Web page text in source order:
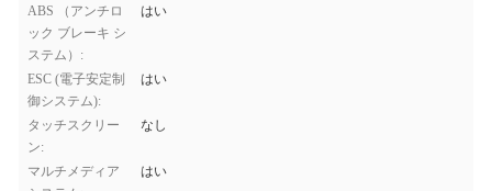
ABS （アンチロ
ック ブレーキ シ
ステム）:
はい
ESC (電子安定制
御システム):
はい
タッチスクリー
ン:
なし
マルチメディア
はい